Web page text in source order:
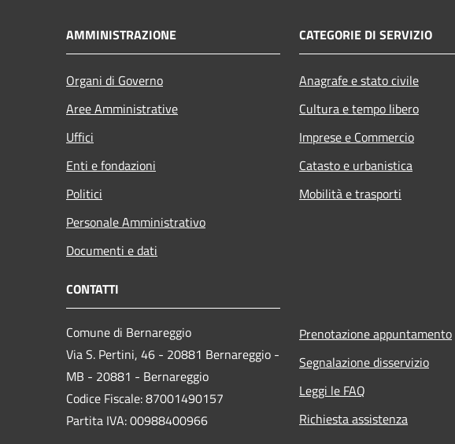
AMMINISTRAZIONE
Organi di Governo
Aree Amministrative
Uffici
Enti e fondazioni
Politici
Personale Amministrativo
Documenti e dati
CATEGORIE DI SERVIZIO
Anagrafe e stato civile
Cultura e tempo libero
Imprese e Commercio
Catasto e urbanistica
Mobilità e trasporti
CONTATTI
Comune di Bernareggio
Via S. Pertini, 46 - 20881 Bernareggio -
MB - 20881 - Bernareggio
Codice Fiscale: 87001490157
Partita IVA: 00988400966
Prenotazione appuntamento
Segnalazione disservizio
Leggi le FAQ
Richiesta assistenza